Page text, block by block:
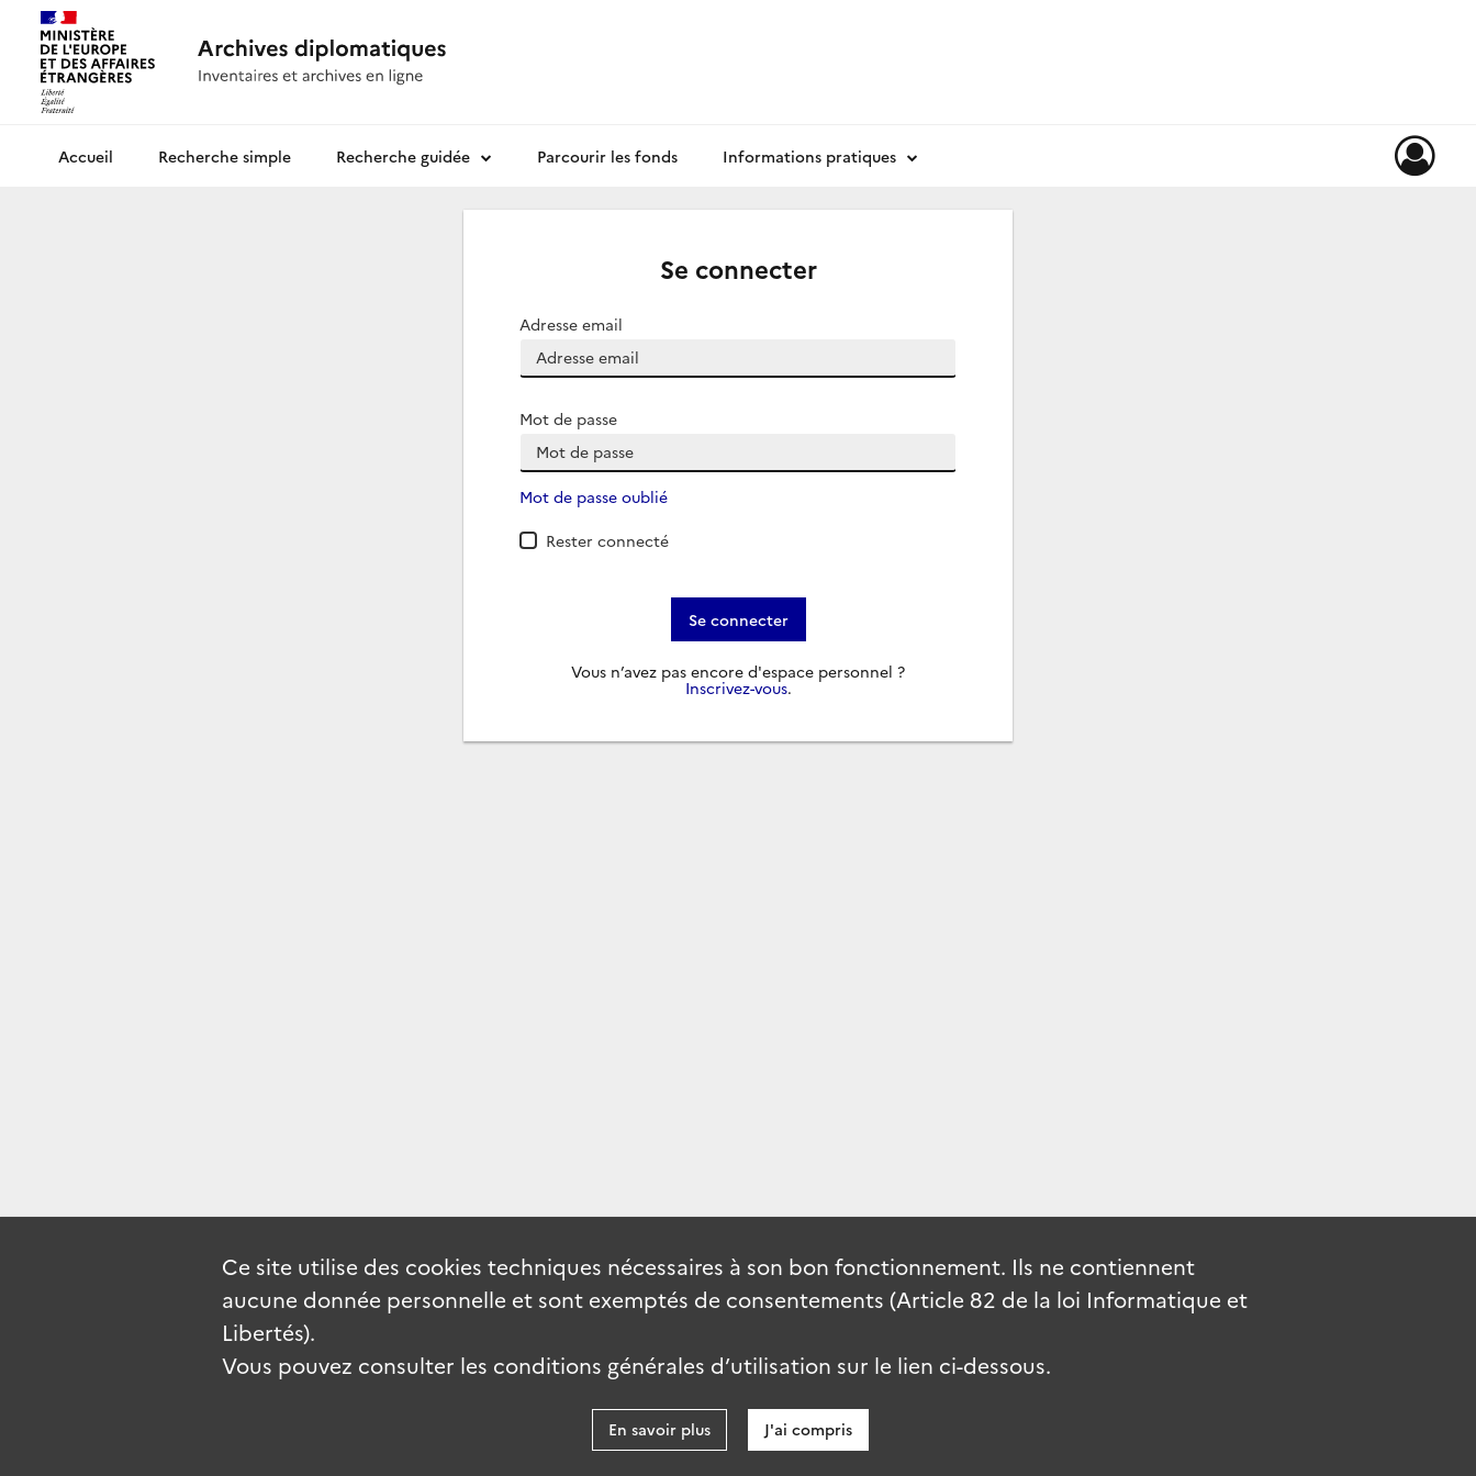
Archives diplomatiquesRecherche simple Recherche guidée Parcourir les fonds Informations pratiques
Se connecter
Adresse email
Mot de passe
Mot de passe oublié
Rester connecté
Se connecter
Vous n’avez pas encore d'espace personnel ?
Inscrivez-vous.
Ce site utilise des cookies techniques nécessaires à son bon fonctionnement. Ils ne contiennent
aucune donnée personnelle et sont exemptés de consentements (Article 82 de la loi Informatique et
Libertés).
Vous pouvez consulter les conditions générales d’utilisation sur le lien ci-dessous.
En savoir plus J'ai compris